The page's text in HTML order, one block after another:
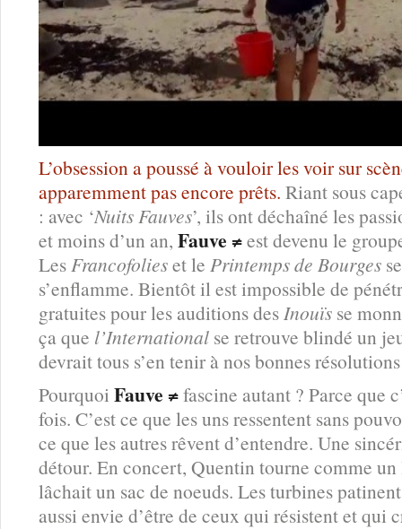
L’obsession a poussé à vouloir les voir sur
apparemment pas encore prêts. Riant sous
: avec ‘Nuits Fauves’, ils ont déchaîné les
et moins d’un an, Fauve ≠est devenu le
LesFrancofolieset le Printemps de Bourges
s’enflamme. Bientôt il est impossible de
gratuites pour les auditions desInouïs se
ça que l’International se retrouve blindé un
devrait tous s’en tenir à nos bonnes
Pourquoi Fauve ≠fascine autant ? Parce que
fois. C’est ce que les uns ressentent sans
ce que les autres rêvent d’entendre. Une
détour. En concert, Quentin tourne comme un
lâchait un sac de noeuds. Les turbines
aussi envie d’être de ceux qui résistent et qui